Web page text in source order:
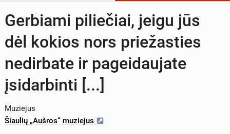
Gerbiami piliečiai, jeigu jūs
dėl kokios nors priežasties
nedirbate ir pageidaujate
įsidarbinti [...]
Muziejus
Šiaulių „Aušros“ muziejus